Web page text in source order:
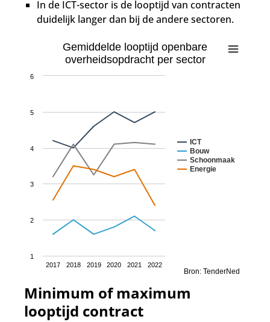
In de ICT-sector is de looptijd van contracten
duidelijk langer dan bij de andere sectoren.
Gemiddelde looptijd openbare
overheidsopdracht per sector
ICT
Bouw
Schoonmaak
Energie
2017 2018 2019 2020 2021 2022
1
2
3
4
5
6
Bron: TenderNed
Minimum of maximum
looptijd contract